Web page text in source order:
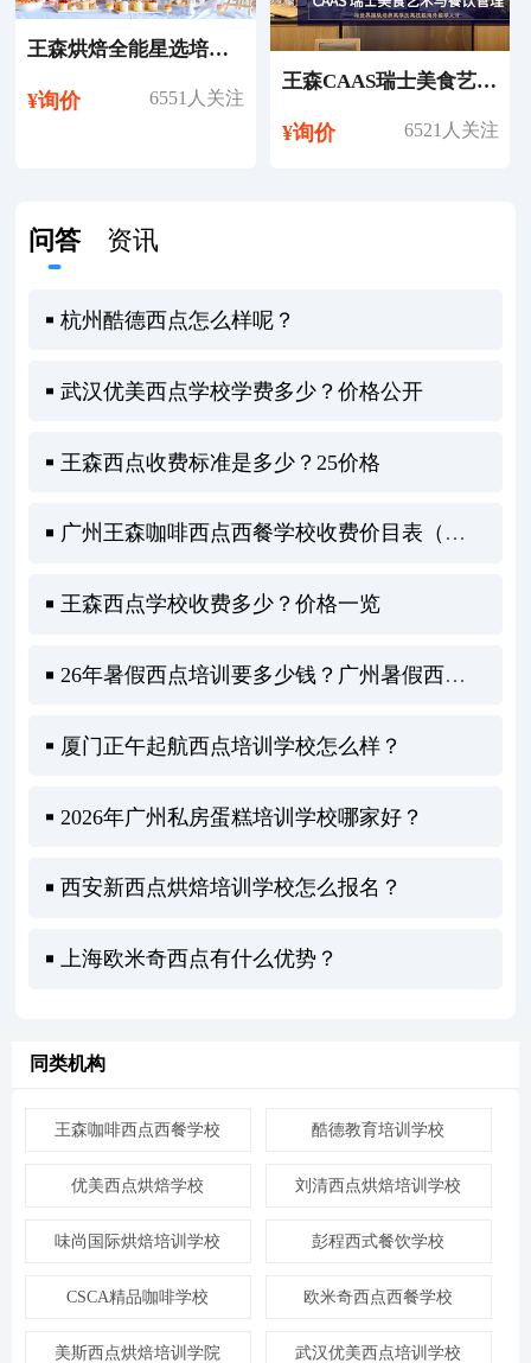
王森烘焙全能星选培训课程
¥询价 6551人关注
王森CAAS瑞士美食艺术与餐饮管理专业留学
¥询价 6521人关注
问答 资讯
杭州酷德西点怎么样呢？
武汉优美西点学校学费多少？价格公开
王森西点收费标准是多少？25价格
广州王森咖啡西点西餐学校收费价目表（学费贵吗）
王森西点学校收费多少？价格一览
26年暑假西点培训要多少钱？广州暑假西点培训全攻略
厦门正午起航西点培训学校怎么样？
2026年广州私房蛋糕培训学校哪家好？
西安新西点烘焙培训学校怎么报名？
上海欧米奇西点有什么优势？
同类机构
王森咖啡西点西餐学校 酷德教育培训学校
优美西点烘焙学校 刘清西点烘焙培训学校
味尚国际烘焙培训学校 彭程西式餐饮学校
CSCA精品咖啡学校 欧米奇西点西餐学校
美斯西点烘焙培训学院 武汉优美西点培训学校